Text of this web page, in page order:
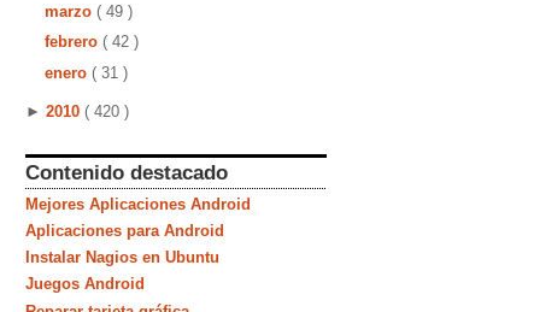
marzo ( 49 )
febrero ( 42 )
enero ( 31 )
► 2010 ( 420 )
Contenido destacado
Mejores Aplicaciones Android
Aplicaciones para Android
Instalar Nagios en Ubuntu
Juegos Android